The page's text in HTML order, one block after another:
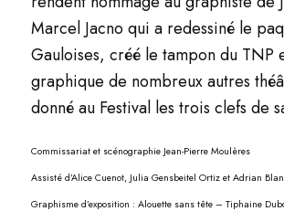
Marcel Jacno qui a redessiné le
Gauloises, créé le tampon du TNP
graphique de nombreux autres
donné au Festival les trois clefs de
Commissariat et scénographie Jean-Pierre Moulères
Assisté d’Alice Cuenot, Julia Gensbeitel Ortiz et Adrian
Graphisme d’exposition : Alouette sans tête – Tiphaine